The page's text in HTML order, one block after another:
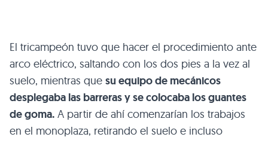
El tricampeón tuvo que hacer el procedimiento ante
arco eléctrico, saltando con los dos pies a la vez al
suelo, mientras que su equipo de mecánicos
desplegaba las barreras y se colocaba los guantes
de goma. A partir de ahí comenzarían los trabajos
en el monoplaza, retirando el suelo e incluso